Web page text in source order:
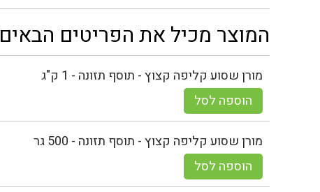
המוצר מכיל את הפריטים הבאים
מורן שסוע קליפה קצוץ - תוסף תזונה - 1 ק"ג
הוספה לסל
מורן שסוע קליפה קצוץ - תוסף תזונה - 500 גר
הוספה לסל